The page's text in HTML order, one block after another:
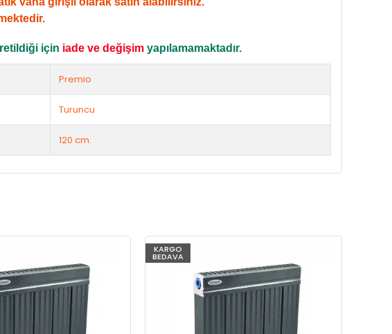
için iade ve değişim yapılamamaktadır.
Premio
Turuncu
120 cm.
KARGO
BEDAVA